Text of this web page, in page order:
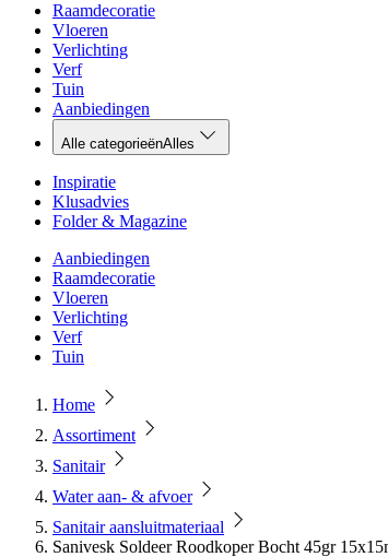
Raamdecoratie
Vloeren
Verlichting
Verf
Tuin
Aanbiedingen
Alle categorieënAlles
Inspiratie
Klusadvies
Folder & Magazine
Aanbiedingen
Raamdecoratie
Vloeren
Verlichting
Verf
Tuin
Home
Assortiment
Sanitair
Water aan- & afvoer
Sanitair aansluitmateriaal
Sanivesk Soldeer Roodkoper Bocht 45gr